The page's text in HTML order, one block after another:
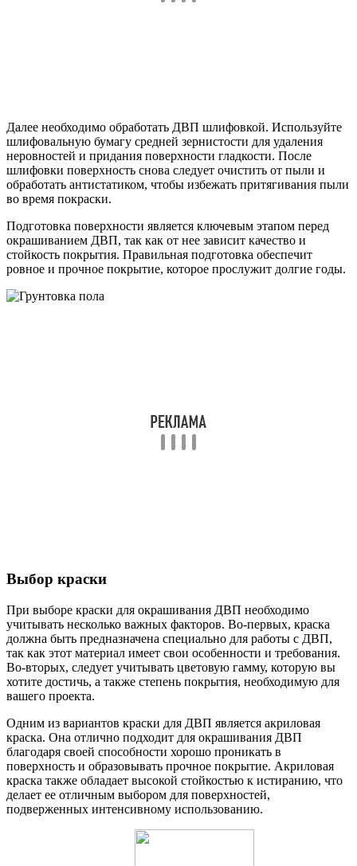
Далее необходимо обработать ДВП шлифовкой. Используйте
шлифовальную бумагу средней зернистости для удаления
неровностей и придания поверхности гладкости. После
шлифовки поверхность снова следует очистить от пыли и
обработать антистатиком, чтобы избежать притягивания пыли
во время покраски.
Подготовка поверхности является ключевым этапом перед
окрашиванием ДВП, так как от нее зависит качество и
стойкость покрытия. Правильная подготовка обеспечит
ровное и прочное покрытие, которое прослужит долгие годы.
Выбор краски
При выборе краски для окрашивания ДВП необходимо
учитывать несколько важных факторов. Во-первых, краска
должна быть предназначена специально для работы с ДВП,
так как этот материал имеет свои особенности и требования.
Во-вторых, следует учитывать цветовую гамму, которую вы
хотите достичь, а также степень покрытия, необходимую для
вашего проекта.
Одним из вариантов краски для ДВП является акриловая
краска. Она отлично подходит для окрашивания ДВП
благодаря своей способности хорошо проникать в
поверхность и образовывать прочное покрытие. Акриловая
краска также обладает высокой стойкостью к истиранию, что
делает ее отличным выбором для поверхностей,
подверженных интенсивному использованию.